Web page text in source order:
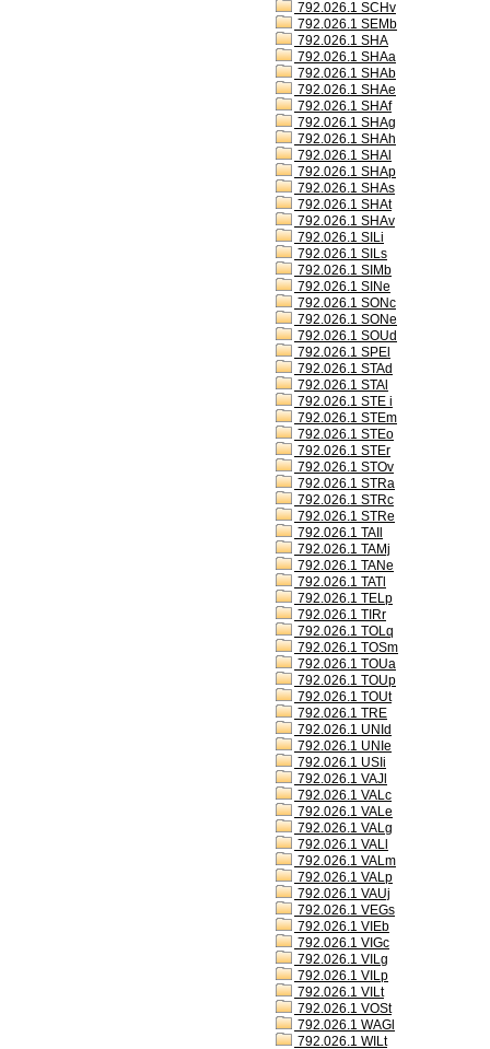
792.026.1 SCHv
792.026.1 SEMb
792.026.1 SHA
792.026.1 SHAa
792.026.1 SHAb
792.026.1 SHAe
792.026.1 SHAf
792.026.1 SHAg
792.026.1 SHAh
792.026.1 SHAl
792.026.1 SHAp
792.026.1 SHAs
792.026.1 SHAt
792.026.1 SHAv
792.026.1 SILi
792.026.1 SILs
792.026.1 SIMb
792.026.1 SINe
792.026.1 SONc
792.026.1 SONe
792.026.1 SOUd
792.026.1 SPEl
792.026.1 STAd
792.026.1 STAl
792.026.1 STE i
792.026.1 STEm
792.026.1 STEo
792.026.1 STEr
792.026.1 STOv
792.026.1 STRa
792.026.1 STRc
792.026.1 STRe
792.026.1 TAIl
792.026.1 TAMj
792.026.1 TANe
792.026.1 TATl
792.026.1 TELp
792.026.1 TIRr
792.026.1 TOLq
792.026.1 TOSm
792.026.1 TOUa
792.026.1 TOUp
792.026.1 TOUt
792.026.1 TRE
792.026.1 UNId
792.026.1 UNIe
792.026.1 USIi
792.026.1 VAJl
792.026.1 VALc
792.026.1 VALe
792.026.1 VALg
792.026.1 VALl
792.026.1 VALm
792.026.1 VALp
792.026.1 VAUj
792.026.1 VEGs
792.026.1 VIEb
792.026.1 VIGc
792.026.1 VILg
792.026.1 VILp
792.026.1 VILt
792.026.1 VOSt
792.026.1 WAGl
792.026.1 WILt